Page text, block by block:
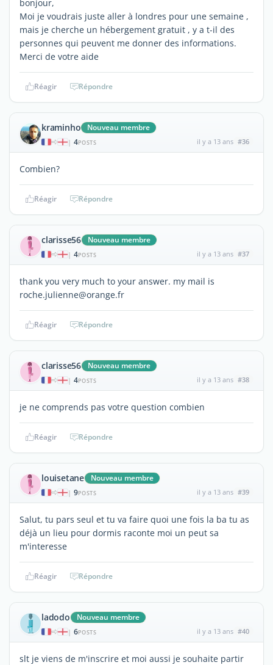
bonjour,
Moi je voudrais juste aller à londres pour une semaine ,
mais je cherche un hébergement gratuit , y a t-il des
personnes qui peuvent me donner des informations.
Merci de votre aide
Réagir Répondre
kraminho Nouveau membre
| 4POSTS il y a 13 ans #36
Combien?
Réagir Répondre
clarisse56 Nouveau membre
| 4POSTS il y a 13 ans #37
thank you very much to your answer. my mail is
roche.julienne@orange.fr
Réagir Répondre
clarisse56 Nouveau membre
| 4POSTS il y a 13 ans #38
je ne comprends pas votre question combien
Réagir Répondre
louisetane Nouveau membre
| 9POSTS il y a 13 ans #39
Salut, tu pars seul et tu va faire quoi une fois la ba tu as
déjà un lieu pour dormis raconte moi un peut sa
m'interesse
Réagir Répondre
ladodo Nouveau membre
| 6POSTS il y a 13 ans #40
slt je viens de m'inscrire et moi aussi je souhaite partir